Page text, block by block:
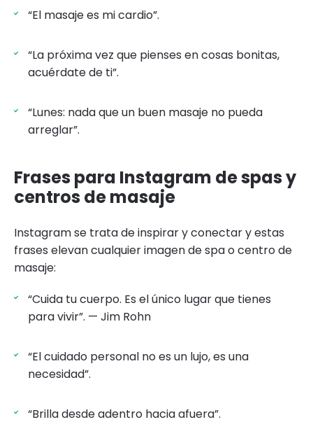
“El masaje es mi cardio”.
“La próxima vez que pienses en cosas bonitas,
acuérdate de ti”.
“Lunes: nada que un buen masaje no pueda
arreglar”.
Frases para Instagram de spas y
centros de masaje
Instagram se trata de inspirar y conectar y estas
frases elevan cualquier imagen de spa o centro de
masaje:
“Cuida tu cuerpo. Es el único lugar que tienes
para vivir”. — Jim Rohn
“El cuidado personal no es un lujo, es una
necesidad”.
“Brilla desde adentro hacia afuera”.